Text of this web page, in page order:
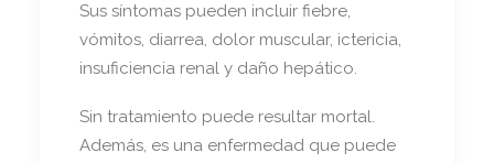
Sus síntomas pueden incluir fiebre,
vómitos, diarrea, dolor muscular, ictericia,
insuficiencia renal y daño hepático.
Sin tratamiento puede resultar mortal.
Además, es una enfermedad que puede